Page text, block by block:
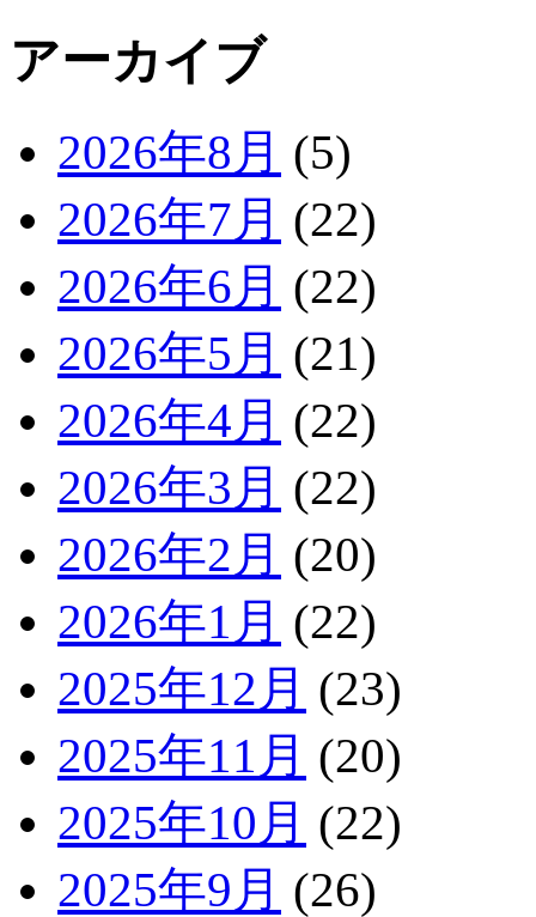
アーカイブ
2026年8月 (5)
2026年7月 (22)
2026年6月 (22)
2026年5月 (21)
2026年4月 (22)
2026年3月 (22)
2026年2月 (20)
2026年1月 (22)
2025年12月 (23)
2025年11月 (20)
2025年10月 (22)
2025年9月 (26)